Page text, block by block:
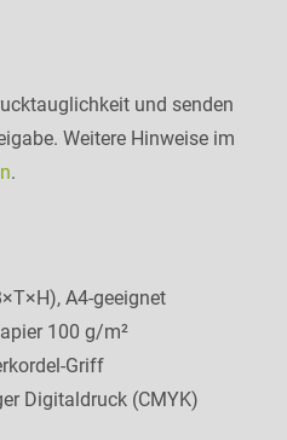
und senden
Weitere Hinweise im
.
A4-geeignet
100 g/m²
Griff
Digitaldruck (CMYK)